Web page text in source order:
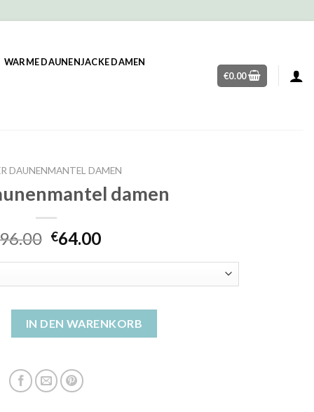
WARME DAUNENJACKE DAMEN
€0.00
DAUNENMANTEL DAMEN
damen
€64.00
IN DEN WARENKORB